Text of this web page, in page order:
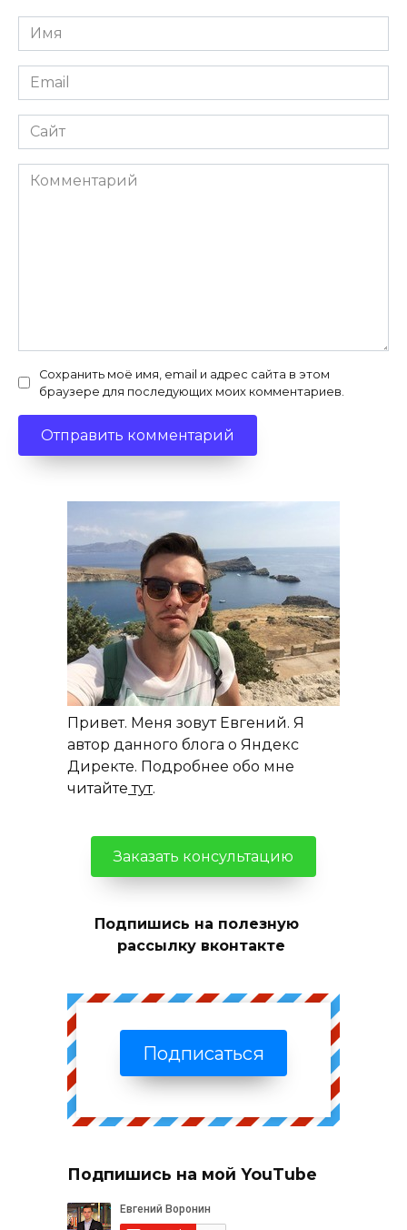
Имя
*
Email
*
Сайт
Комментарий
Сохранить моё имя, email и адрес сайта в этом
браузере для последующих моих комментариев.
Привет. Меня зовут Евгений. Я
автор данного блога о Яндекс
Директе. Подробнее обо мне
читайте тут.
Заказать консультацию
Подпишись на полезную
рассылку вконтакте
Подписаться
Подпишись на мой YouTube